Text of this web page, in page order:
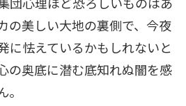
の美しい大地の裏側で、今夜
に怯えているかもしれないと
の奥底に潜む底知れぬ闇を感